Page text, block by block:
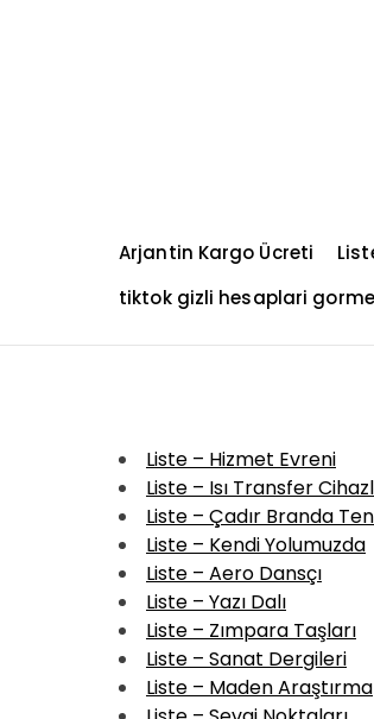
t
Arjantin Kargo Ücreti
tiktok gizli hesaplari gorme
Liste – Hizmet Evreni
Liste – Isı Transfer
Liste – Çadır Branda
Liste – Kendi Yolumuzda
Liste – Aero Dansçı
Liste – Yazı Dalı
Liste – Zımpara Taşları
Liste – Sanat Dergileri
Liste – Maden Araştırma